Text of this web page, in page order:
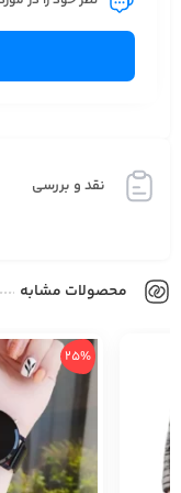
نقد و بررسی
محصولات مشابه
25%